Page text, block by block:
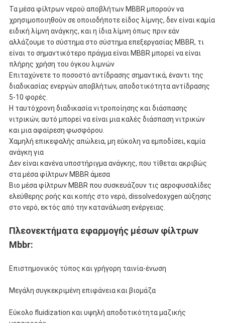
Τα μέσα φίλτρων νερού αποβλήτων MBBR μπορούν να
χρησιμοποιηθούν σε οποιοδήποτε είδος λίμνης, δεν είναι καμία
ειδική λίμνη ανάγκης, και η ίδια λίμνη όπως πριν εάν
αλλάζουμε το σύστημα στο σύστημα επεξεργασίας MBBR, τι
είναι το σημαντικότερο πράγμα είναι MBBR μπορεί να είναι
πλήρης χρήση του όγκου λιμνών
Επιταχύνετε το ποσοστό αντίδρασης σημαντικά, έναντι της
διαδικασίας ενεργών αποβλήτων, αποδοτικότητα αντίδρασης
5-10 φορές.
Η ταυτόχρονη διαδικασία νιτροποίησης και διάσπασης
νιτρικών, αυτό μπορεί να είναι μια καλές διάσπαση νιτρικών
και μια αφαίρεση φωσφόρου.
Χαμηλή επικεφαλής απώλεια, μη εύκολη να εμποδίσει, καμία
ανάγκη για
Δεν είναι κανένα υποστήριγμα ανάγκης, που τίθεται ακριβώς
στα μέσα φίλτρων MBBR άμεσα
Βιο μέσα φίλτρων MBBR που συσκευάζουν τις αεροφυσαλίδες
ελεύθερης ροής και κοπής στο νερό, dissolvedoxygen αύξησης
στο νερό, εκτός από την κατανάλωση ενέργειας.
Πλεονεκτήματα εφαρμογής μέσων φίλτρων
Mbbr:
Επιστημονικός τύπος και γρήγορη ταινία-ένωση
Μεγάλη συγκεκριμένη επιφάνεια και βιομάζα
Εύκολο fluidization και υψηλή αποδοτικότητα μαζικής